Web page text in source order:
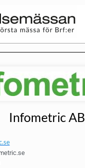
Infometric AB